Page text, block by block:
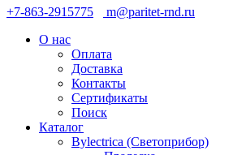
+7-863-2915775
m@paritet-rnd.ru
О нас
Оплата
Доставка
Контакты
Сертификаты
Поиск
Каталог
Bylectrica (Светоприбор)